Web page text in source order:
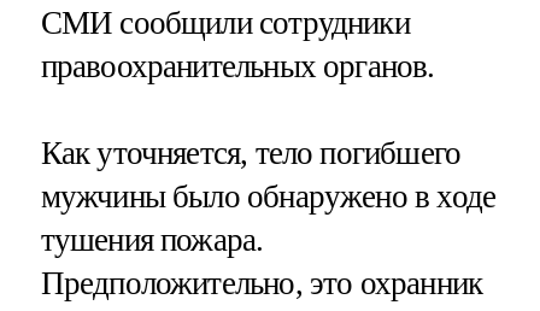
СМИ сообщили сотрудники
правоохранительных органов.
Как уточняется, тело погибшего
мужчины было обнаружено в ходе
тушения пожара.
Предположительно, это охранник